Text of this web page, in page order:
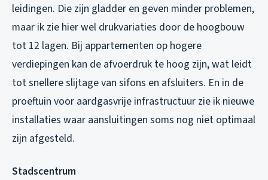
leidingen. Die zijn gladder en geven minder problemen,
maar ik zie hier wel drukvariaties door de hoogbouw
tot 12 lagen. Bij appartementen op hogere
verdiepingen kan de afvoerdruk te hoog zijn, wat leidt
tot snellere slijtage van sifons en afsluiters. En in de
proeftuin voor aardgasvrije infrastructuur zie ik nieuwe
installaties waar aansluitingen soms nog niet optimaal
zijn afgesteld.
Stadscentrum